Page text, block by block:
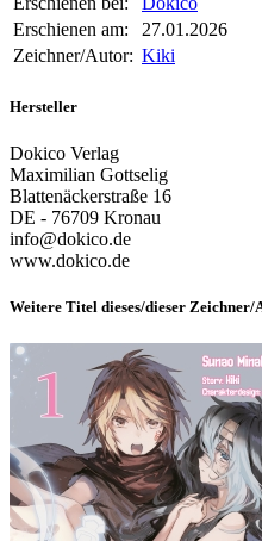
Erschienen am:
27.01.2026
Zeichner/Autor: Kiki
Hersteller
Dokico Verlag
Maximilian Gottselig
Blattenäckerstraße 16
DE - 76709 Kronau
info@dokico.de
www.dokico.de
Weitere Titel dieses/dieser Zeichner/